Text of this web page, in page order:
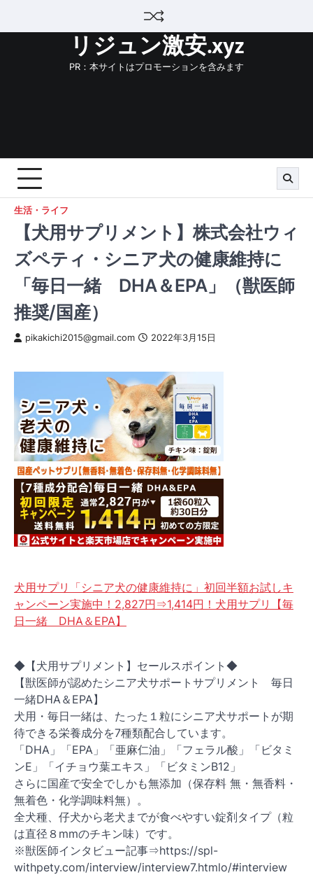
リジュン激安.xyz
PR：本サイトはプロモーションを含みます
生活・ライフ
【犬用サプリメント】株式会社ウィ
ズペティ・シニア犬の健康維持に
「毎日一緒 DHA＆EPA」（獣医師
推奨/国産）
pikakichi2015@gmail.com 2022年3月15日
犬用サプリ「シニア犬の健康維持に」初回半額お試しキ
ャンペーン実施中！2,827円⇒1,414円！犬用サプリ【毎
日一緒 DHA＆EPA】
◆【犬用サプリメント】セールスポイント◆
【獣医師が認めたシニア犬サポートサプリメント 毎日
一緒DHA＆EPA】
犬用・毎日一緒は、たった１粒にシニア犬サポートが期
待できる栄養成分を7種類配合しています。
「DHA」「EPA」「亜麻仁油」「フェラル酸」「ビタミ
ンE」「イチョウ葉エキス」「ビタミンB12」
さらに国産で安全でしかも無添加（保存料 無・無香料・
無着色・化学調味料無）。
全犬種、仔犬から老犬までが食べやすい錠剤タイプ（粒
は直径８mmのチキン味）です。
※獣医師インタビュー記事⇒https://spl-
withpety.com/interview/interview7.htmlo/#interview